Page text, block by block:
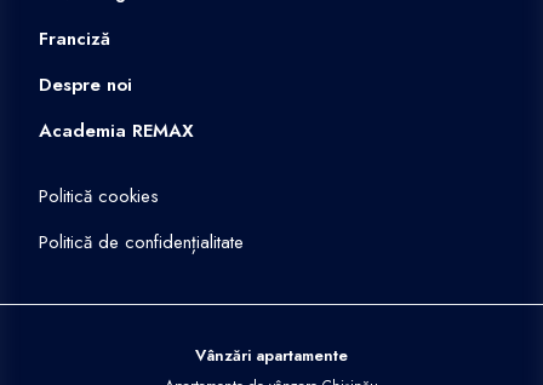
Franciză
Despre noi
Academia REMAX
Politică cookies
Politică de confidențialitate
Vânzări apartamente